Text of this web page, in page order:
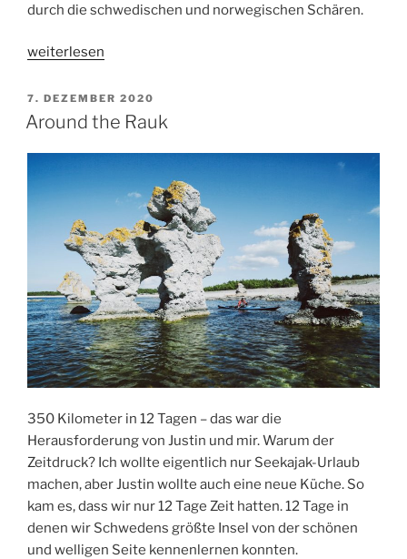
durch die schwedischen und norwegischen Schären.
„Göteborg
Oslo:
350
im
Tandemkajak“
weiterlesen
VERÖFFENTLICHT
AM
7. DEZEMBER 2020
Around the Rauk
350 Kilometer in 12 Tagen – das war die
Herausforderung von Justin und mir. Warum der
Zeitdruck? Ich wollte eigentlich nur Seekajak-Urlaub
machen, aber Justin wollte auch eine neue Küche. So
kam es, dass wir nur 12 Tage Zeit hatten. 12 Tage in
denen wir Schwedens größte Insel von der schönen
und welligen Seite kennenlernen konnten.